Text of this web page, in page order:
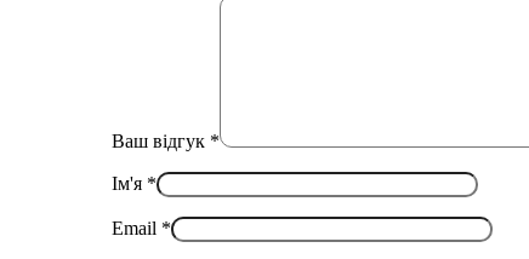
Ваш відгук *
Ім'я *
Email *